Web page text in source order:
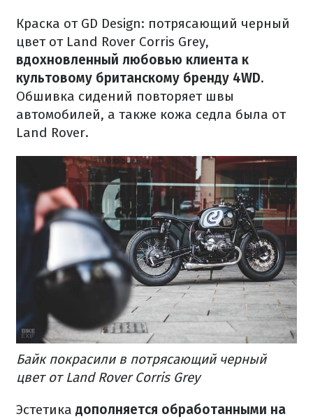
Краска от GD Design: потрясающий черный
цвет от Land Rover Corris Grey,
вдохновленный любовью клиента к
культовому британскому бренду 4WD.
Обшивка сидений повторяет швы
автомобилей, а также кожа седла была от
Land Rover.
Байк покрасили в потрясающий черный
цвет от Land Rover Corris Grey
Эстетика дополняется обработанными на